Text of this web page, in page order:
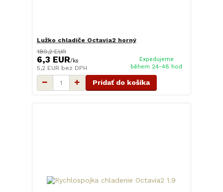
Lužko chladiče Octavia2 horný
180,2 EUR
6,3 EUR/ks
5,2 EUR bez DPH
Expedujeme
během 24-48 hod
Pridať do košíka